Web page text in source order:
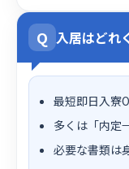
Q 入居はどれ
最短即日入寮
多くは「内定
必要な書類は